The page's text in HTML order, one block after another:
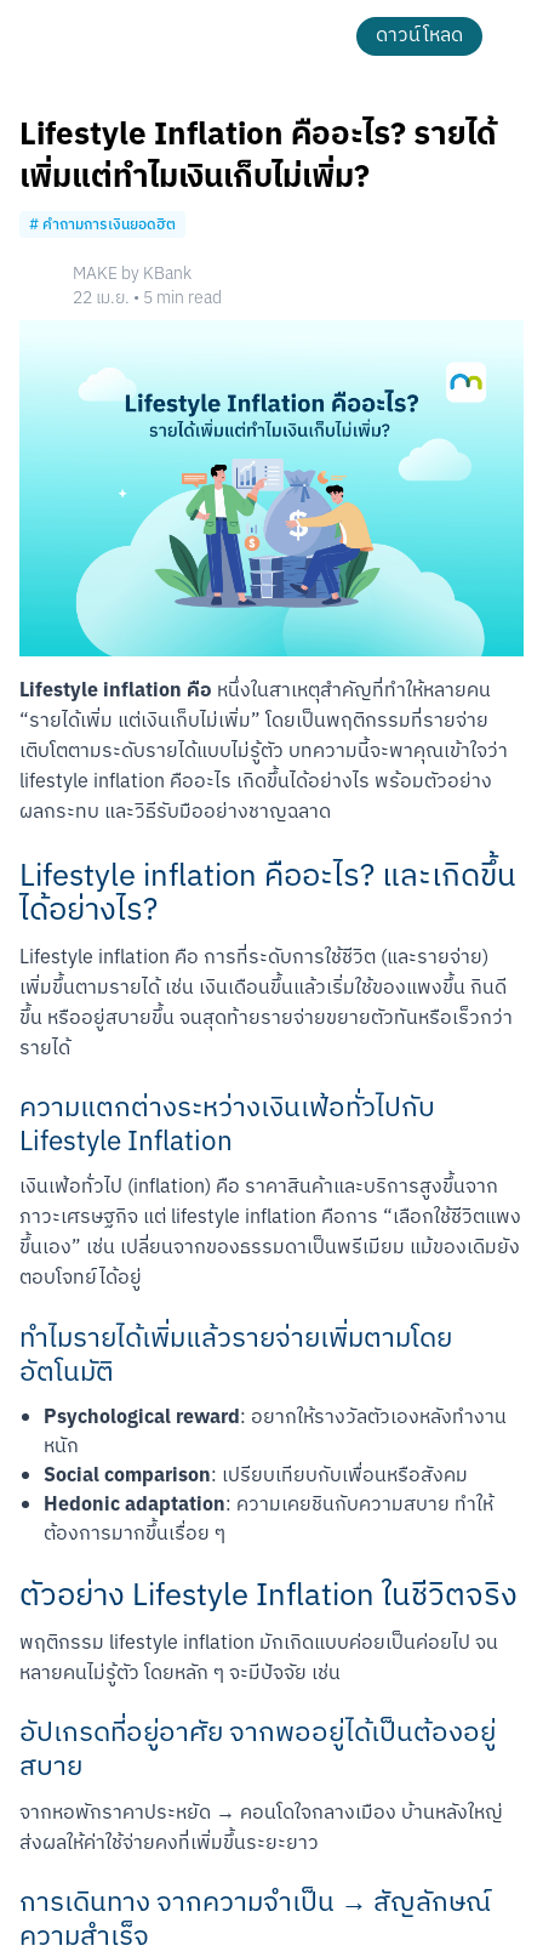
ดาวน์โหลด
Lifestyle Inflation คืออะไร? รายได้
เพิ่มแต่ทำไมเงินเก็บไม่เพิ่ม?
#คำถามการเงินยอดฮิต
MAKE by KBank
22 เม.ย. • 5min read
Lifestyle inflation คือ หนึ่งในสาเหตุสำคัญที่ทำให้หลายคน
“รายได้เพิ่ม แต่เงินเก็บไม่เพิ่ม” โดยเป็นพฤติกรรมที่รายจ่าย
เติบโตตามระดับรายได้แบบไม่รู้ตัว บทความนี้จะพาคุณเข้าใจว่า
lifestyle inflation คืออะไร เกิดขึ้นได้อย่างไร พร้อมตัวอย่าง
ผลกระทบ และวิธีรับมืออย่างชาญฉลาด
Lifestyle inflation คืออะไร? และเกิดขึ้น
ได้อย่างไร?
Lifestyle inflation คือ การที่ระดับการใช้ชีวิต (และรายจ่าย)
เพิ่มขึ้นตามรายได้ เช่น เงินเดือนขึ้นแล้วเริ่มใช้ของแพงขึ้น กินดี
ขึ้น หรืออยู่สบายขึ้น จนสุดท้ายรายจ่ายขยายตัวทันหรือเร็วกว่า
รายได้
ความแตกต่างระหว่างเงินเฟ้อทั่วไปกับ
Lifestyle Inflation
เงินเฟ้อทั่วไป (inflation) คือ ราคาสินค้าและบริการสูงขึ้นจาก
ภาวะเศรษฐกิจ แต่ lifestyle inflation คือการ “เลือกใช้ชีวิตแพง
ขึ้นเอง” เช่น เปลี่ยนจากของธรรมดาเป็นพรีเมียม แม้ของเดิมยัง
ตอบโจทย์ได้อยู่
ทำไมรายได้เพิ่มแล้วรายจ่ายเพิ่มตามโดย
อัตโนมัติ
Psychological reward: อยากให้รางวัลตัวเองหลังทำงาน
หนัก
Social comparison: เปรียบเทียบกับเพื่อนหรือสังคม
Hedonic adaptation: ความเคยชินกับความสบาย ทำให้
ต้องการมากขึ้นเรื่อย ๆ
ตัวอย่าง Lifestyle Inflation ในชีวิตจริง
พฤติกรรม lifestyle inflation มักเกิดแบบค่อยเป็นค่อยไป จน
หลายคนไม่รู้ตัว โดยหลัก ๆ จะมีปัจจัย เช่น
อัปเกรดที่อยู่อาศัย จากพออยู่ได้เป็นต้องอยู่
สบาย
จากหอพักราคาประหยัด → คอนโดใจกลางเมือง บ้านหลังใหญ่
ส่งผลให้ค่าใช้จ่ายคงที่เพิ่มขึ้นระยะยาว
การเดินทาง จากความจำเป็น → สัญลักษณ์
ความสำเร็จ